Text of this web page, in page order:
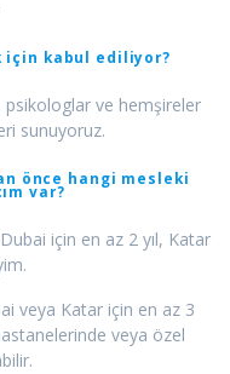
için kabul ediliyor?
ve hemşireler
sunuyoruz.
önce hangi mesleki
var?
için en az 2 yıl, Katar
veya Katar için en az 3
veya özel